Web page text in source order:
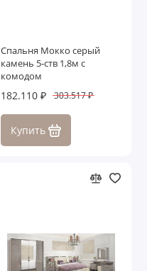
Спальня Мокко серый
камень 5-ств 1,8м с
комодом
182.110 ₽ 303.517 ₽
Купить